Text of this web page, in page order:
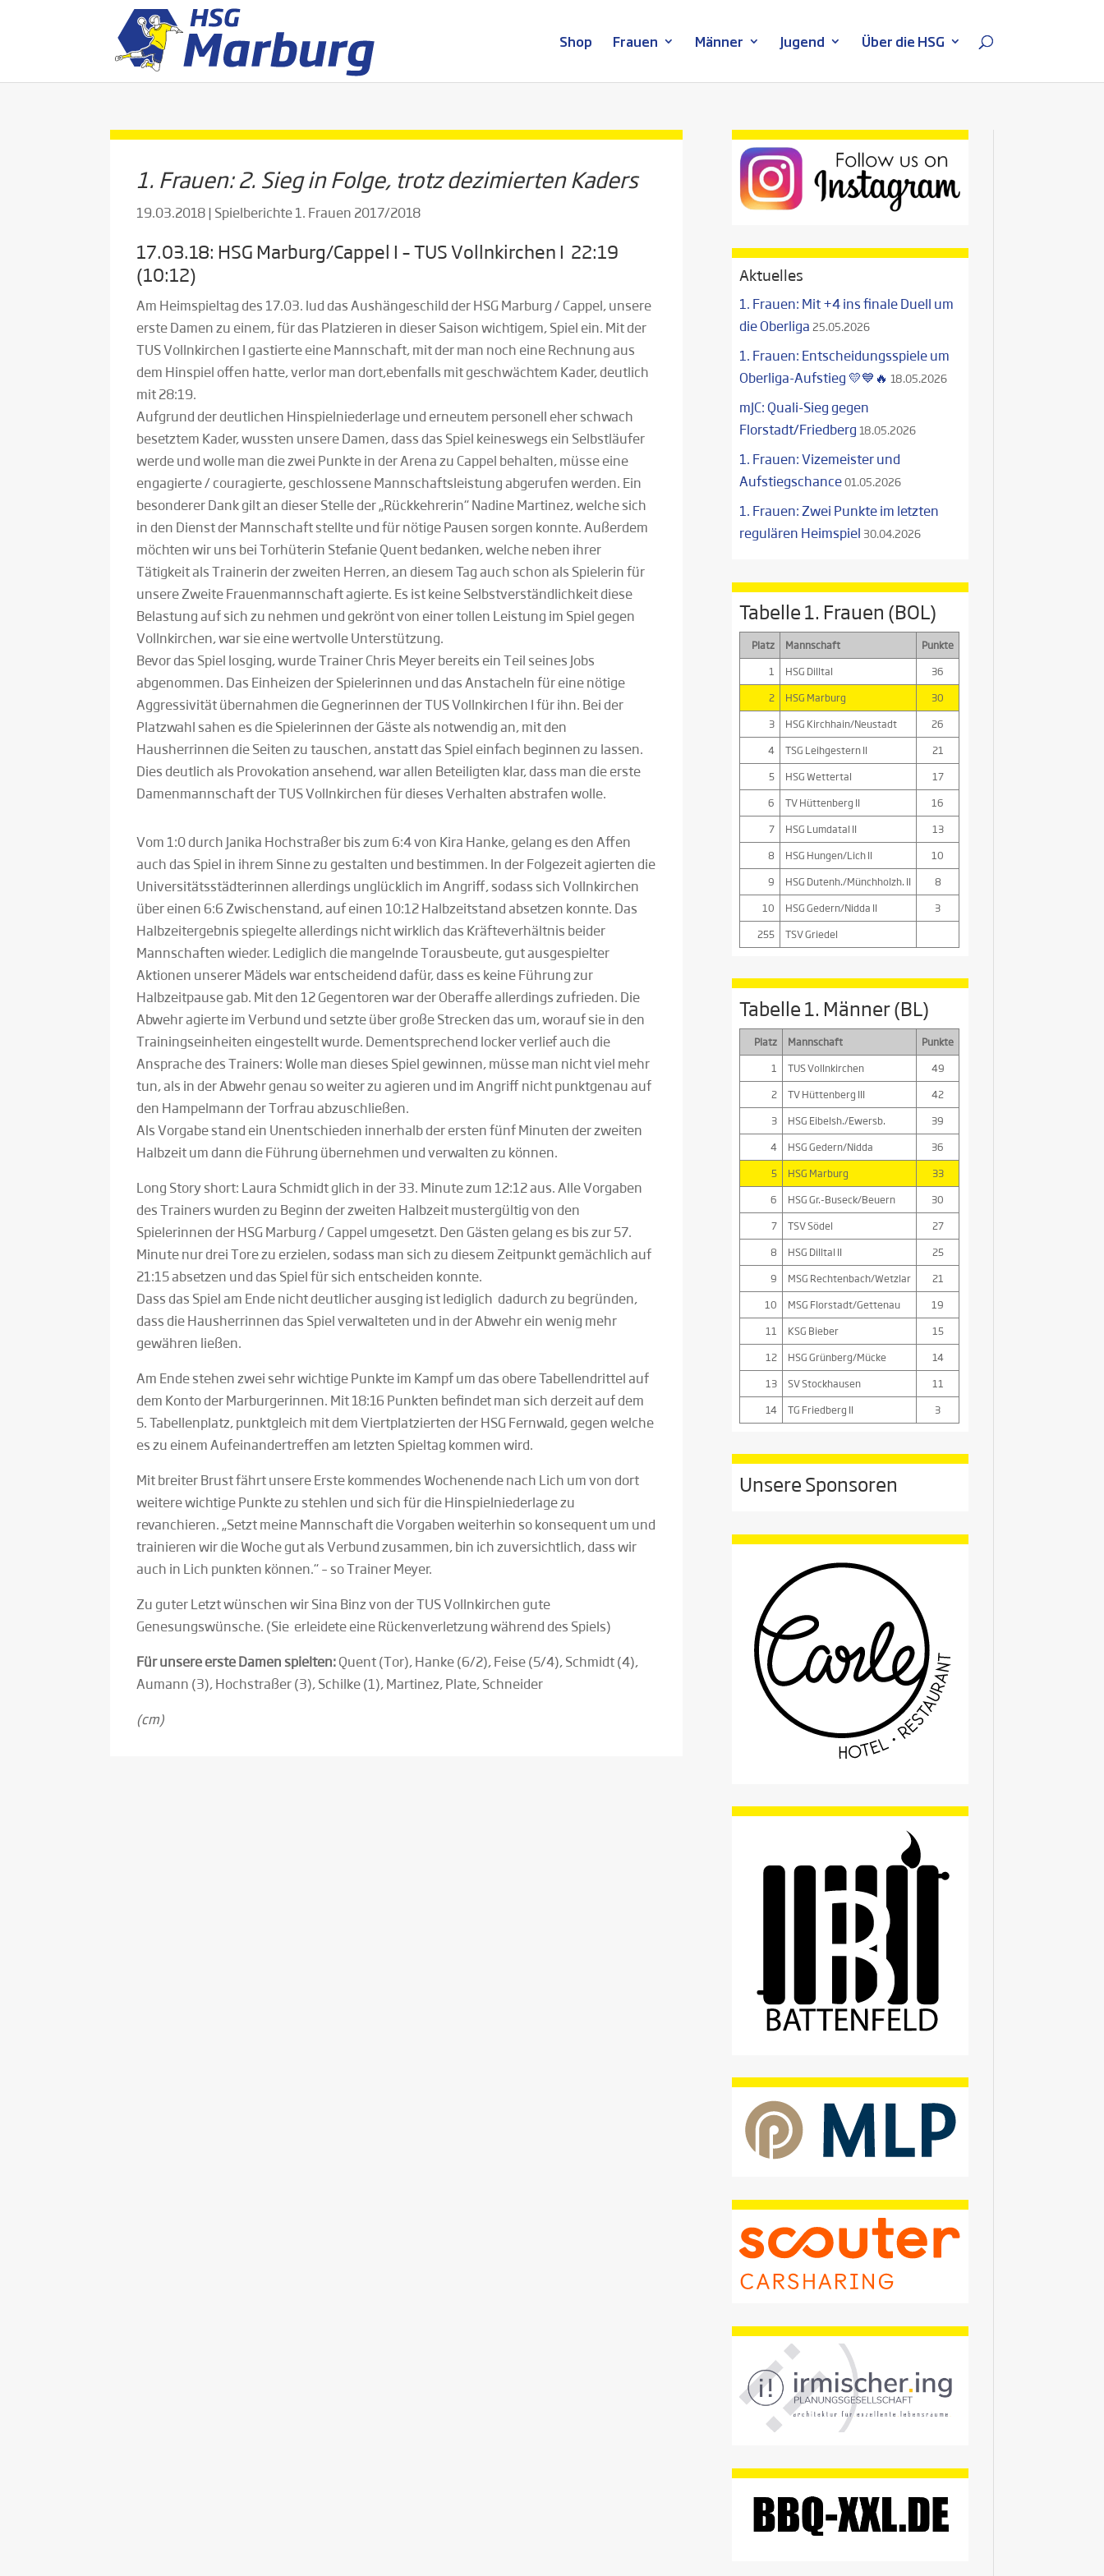
Shop Frauen Männer Jugend Über die HSG
1. Frauen: 2. Sieg in Folge, trotz dezimierten Kaders
19.03.2018| Spielberichte 1. Frauen 2017/2018
17.03.18: HSG Marburg/Cappel I – TUS Vollnkirchen I 22:19
(10:12)
Am Heimspieltag des 17.03. lud das Aushängeschild der HSG Marburg / Cappel, unsere
erste Damen zu einem, für das Platzieren in dieser Saison wichtigem, Spiel ein. Mit der
TUS Vollnkirchen I gastierte eine Mannschaft, mit der man noch eine Rechnung aus
dem Hinspiel offen hatte, verlor man dort,ebenfalls mit geschwächtem Kader, deutlich
mit 28:19.
Aufgrund der deutlichen Hinspielniederlage und erneutem personell eher schwach
besetztem Kader, wussten unsere Damen, dass das Spiel keineswegs ein Selbstläufer
werde und wolle man die zwei Punkte in der Arena zu Cappel behalten, müsse eine
engagierte / couragierte, geschlossene Mannschaftsleistung abgerufen werden. Ein
besonderer Dank gilt an dieser Stelle der „Rückkehrerin“ Nadine Martinez, welche sich
in den Dienst der Mannschaft stellte und für nötige Pausen sorgen konnte. Außerdem
möchten wir uns bei Torhüterin Stefanie Quent bedanken, welche neben ihrer
Tätigkeit als Trainerin der zweiten Herren, an diesem Tag auch schon als Spielerin für
unsere Zweite Frauenmannschaft agierte. Es ist keine Selbstverständlichkeit diese
Belastung auf sich zu nehmen und gekrönt von einer tollen Leistung im Spiel gegen
Vollnkirchen, war sie eine wertvolle Unterstützung.
Bevor das Spiel losging, wurde Trainer Chris Meyer bereits ein Teil seines Jobs
abgenommen. Das Einheizen der Spielerinnen und das Anstacheln für eine nötige
Aggressivität übernahmen die Gegnerinnen der TUS Vollnkirchen I für ihn. Bei der
Platzwahl sahen es die Spielerinnen der Gäste als notwendig an, mit den
Hausherrinnen die Seiten zu tauschen, anstatt das Spiel einfach beginnen zu lassen.
Dies deutlich als Provokation ansehend, war allen Beteiligten klar, dass man die erste
Damenmannschaft der TUS Vollnkirchen für dieses Verhalten abstrafen wolle.
Vom 1:0 durch Janika Hochstraßer bis zum 6:4 von Kira Hanke, gelang es den Affen
auch das Spiel in ihrem Sinne zu gestalten und bestimmen. In der Folgezeit agierten die
Universitätsstädterinnen allerdings unglücklich im Angriff, sodass sich Vollnkirchen
über einen 6:6 Zwischenstand, auf einen 10:12 Halbzeitstand absetzen konnte. Das
Halbzeitergebnis spiegelte allerdings nicht wirklich das Kräfteverhältnis beider
Mannschaften wieder. Lediglich die mangelnde Torausbeute, gut ausgespielter
Aktionen unserer Mädels war entscheidend dafür, dass es keine Führung zur
Halbzeitpause gab. Mit den 12 Gegentoren war der Oberaffe allerdings zufrieden. Die
Abwehr agierte im Verbund und setzte über große Strecken das um, worauf sie in den
Trainingseinheiten eingestellt wurde. Dementsprechend locker verlief auch die
Ansprache des Trainers: Wolle man dieses Spiel gewinnen, müsse man nicht viel mehr
tun, als in der Abwehr genau so weiter zu agieren und im Angriff nicht punktgenau auf
den Hampelmann der Torfrau abzuschließen.
Als Vorgabe stand ein Unentschieden innerhalb der ersten fünf Minuten der zweiten
Halbzeit um dann die Führung übernehmen und verwalten zu können.
Long Story short: Laura Schmidt glich in der 33. Minute zum 12:12 aus. Alle Vorgaben
des Trainers wurden zu Beginn der zweiten Halbzeit mustergültig von den
Spielerinnen der HSG Marburg / Cappel umgesetzt. Den Gästen gelang es bis zur 57.
Minute nur drei Tore zu erzielen, sodass man sich zu diesem Zeitpunkt gemächlich auf
21:15 absetzen und das Spiel für sich entscheiden konnte.
Dass das Spiel am Ende nicht deutlicher ausging ist lediglich dadurch zu begründen,
dass die Hausherrinnen das Spiel verwalteten und in der Abwehr ein wenig mehr
gewähren ließen.
Am Ende stehen zwei sehr wichtige Punkte im Kampf um das obere Tabellendrittel auf
dem Konto der Marburgerinnen. Mit 18:16 Punkten befindet man sich derzeit auf dem
5. Tabellenplatz, punktgleich mit dem Viertplatzierten der HSG Fernwald, gegen welche
es zu einem Aufeinandertreffen am letzten Spieltag kommen wird.
Mit breiter Brust fährt unsere Erste kommendes Wochenende nach Lich um von dort
weitere wichtige Punkte zu stehlen und sich für die Hinspielniederlage zu
revanchieren. „Setzt meine Mannschaft die Vorgaben weiterhin so konsequent um und
trainieren wir die Woche gut als Verbund zusammen, bin ich zuversichtlich, dass wir
auch in Lich punkten können.“ – so Trainer Meyer.
Zu guter Letzt wünschen wir Sina Binz von der TUS Vollnkirchen gute
Genesungswünsche. (Sie erleidete eine Rückenverletzung während des Spiels)
Für unsere erste Damen spielten:Quent (Tor), Hanke (6/2), Feise (5/4), Schmidt (4),
Aumann (3), Hochstraßer (3), Schilke (1), Martinez, Plate, Schneider
(cm)
Aktuelles
1. Frauen: Mit +4 ins finale Duell um
die Oberliga 25.05.2026
1. Frauen: Entscheidungsspiele um
Oberliga-Aufstieg 💛💙🔥 18.05.2026
mJC: Quali-Sieg gegen
Florstadt/Friedberg 18.05.2026
1. Frauen: Vizemeister und
Aufstiegschance01.05.2026
1. Frauen: Zwei Punkte im letzten
regulären Heimspiel 30.04.2026
Tabelle 1. Frauen (BOL)
Platz Mannschaft
Punkte
1
HSG Dilltal
36
2
HSG Marburg
30
3
HSG Kirchhain/Neustadt
26
4
TSG Leihgestern II
21
5
HSG Wettertal
17
6
TV Hüttenberg II
16
7
HSG Lumdatal II
13
8
HSG Hungen/Lich II
10
9
HSG Dutenh./Münchholzh. II
8
10
HSG Gedern/Nidda II
3
255
TSV Griedel
Tabelle 1. Männer (BL)
Platz Mannschaft
Punkte
1
TUS Vollnkirchen
49
2
TV Hüttenberg III
42
3
HSG Eibelsh./Ewersb.
39
4
HSG Gedern/Nidda
36
5
HSG Marburg
33
6
HSG Gr.-Buseck/Beuern
30
7
TSV Södel
27
8
HSG Dilltal II
25
9
MSG Rechtenbach/Wetzlar
21
10
MSG Florstadt/Gettenau
19
11
KSG Bieber
15
12
HSG Grünberg/Mücke
14
13
SV Stockhausen
11
14
TG Friedberg II 3
Unsere Sponsoren